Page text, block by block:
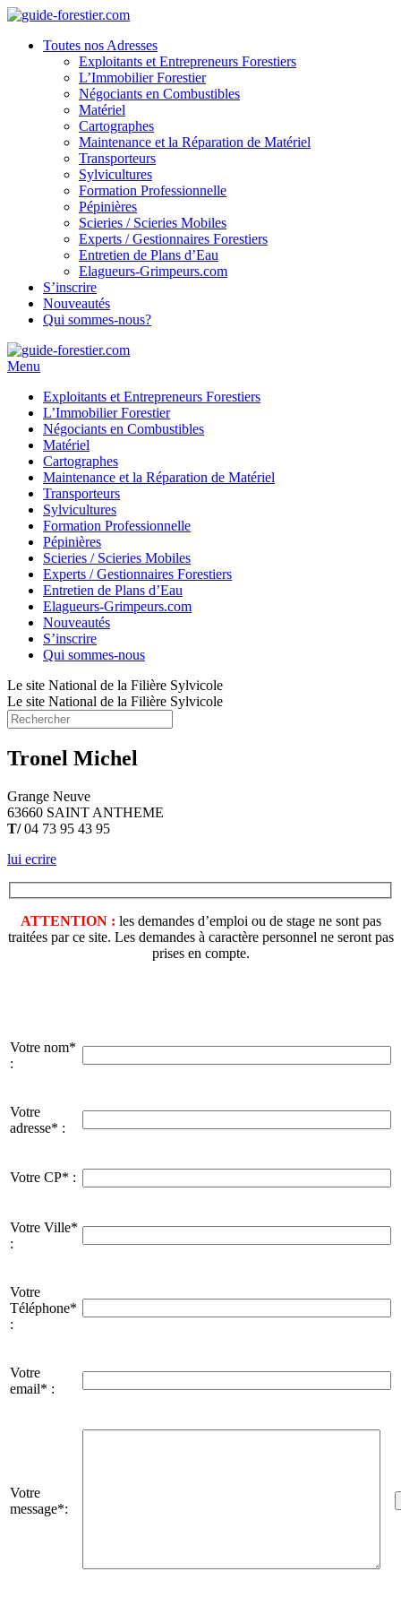
Toutes nos Adresses
Exploitants et Entrepreneurs Forestiers
L’Immobilier Forestier
Négociants en Combustibles
Matériel
Cartographes
Maintenance et la Réparation de Matériel
Transporteurs
Sylvicultures
Formation Professionnelle
Pépinières
Scieries / Scieries Mobiles
Experts / Gestionnaires Forestiers
Entretien de Plans d’Eau
Elagueurs-Grimpeurs.com
S’inscrire
Nouveautés
Qui sommes-nous?
Menu
Exploitants et Entrepreneurs Forestiers
L’Immobilier Forestier
Négociants en Combustibles
Matériel
Cartographes
Maintenance et la Réparation de Matériel
Transporteurs
Sylvicultures
Formation Professionnelle
Pépinières
Scieries / Scieries Mobiles
Experts / Gestionnaires Forestiers
Entretien de Plans d’Eau
Elagueurs-Grimpeurs.com
Nouveautés
S’inscrire
Qui sommes-nous
Le site National de la Filière Sylvicole
Le site National de la Filière Sylvicole
Tronel Michel
Grange Neuve
63660 SAINT ANTHEME
T/04 73 95 43 95
lui ecrire
ATTENTION : les demandes d’emploi ou de stage ne sont pas
traitées par ce site. Les demandes à caractère personnel ne seront pas
prises en compte.
Votre nom*
:
Votre
adresse* :
Votre CP* :
Votre Ville*
:
Votre
Téléphone*
:
Votre
email* :
Votre
message*: